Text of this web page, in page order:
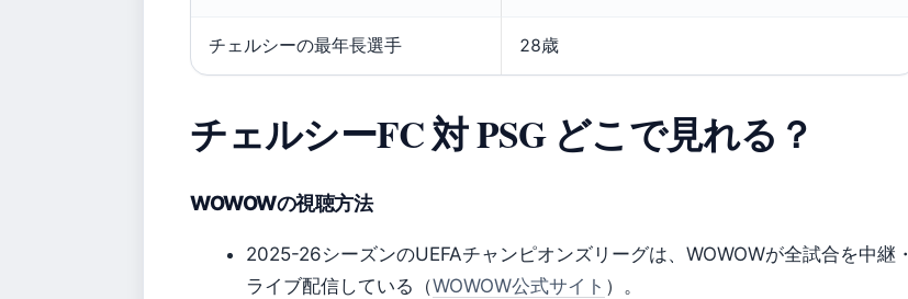
チェルシーの最年長選手 28歳
チェルシーFC 対 PSG どこで見れる？
WOWOWの視聴方法
2025-26シーズンのUEFAチャンピオンズリーグは、WOWOWが全試合を中継・
ライブ配信している（WOWOW公式サイト ）。